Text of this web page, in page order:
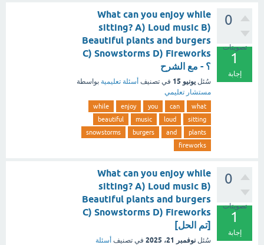
0
تصويتات
1
إجابة
What can you enjoy while
sitting? A) Loud music B)
Beautiful plants and burgers
C) Snowstorms D) Fireworks
؟ - مع الشرح
سُئل يونيو 15 في تصنيف أسئلة تعليمية بواسطة
مستشار تعليمي
what
can
you
enjoy
while
sitting
loud
music
beautiful
plants
and
burgers
snowstorms
fireworks
0
تصويتات
1
إجابة
What can you enjoy while
sitting? A) Loud music B)
Beautiful plants and burgers
C) Snowstorms D) Fireworks
[تم الحل]
سُئل نوفمبر 21، 2025 في تصنيف أسئلة